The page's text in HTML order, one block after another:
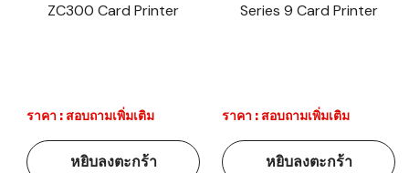
ZC300 Card Printer
ราคา : สอบถามเพิ่มเติม
หยิบลงตะกร้า
Series 9 Card Printer
ราคา : สอบถามเพิ่มเติม
หยิบลงตะกร้า